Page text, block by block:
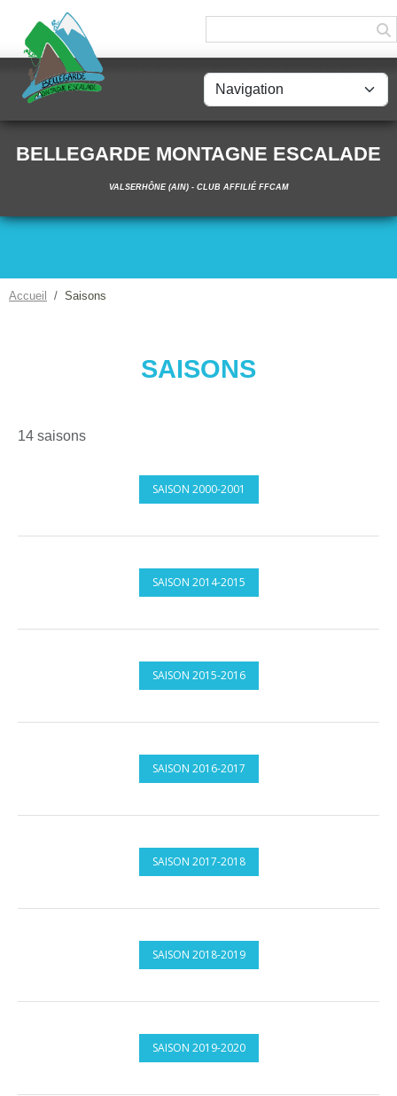
BELLEGARDE MONTAGNE ESCALADE
VALSERHÔNE (AIN) - CLUB AFFILIÉ FFCAM
Accueil Saisons
SAISONS
14 saisons
SAISON 2000-2001
SAISON 2014-2015
SAISON 2015-2016
SAISON 2016-2017
SAISON 2017-2018
SAISON 2018-2019
SAISON 2019-2020
Panneau de gestion des cookies